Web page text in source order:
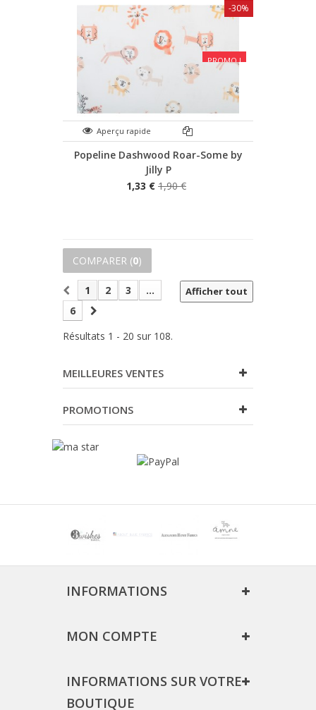
PROMO !
Aperçu rapide
Popeline Dashwood Roar-Some by
Jilly P
1,33 € 1,90 €
-30%
COMPARER (0)
Afficher tout
1 2 3
...
6
Résultats 1 - 20 sur 108.
MEILLEURES VENTES
PROMOTIONS
INFORMATIONS
MON COMPTE
INFORMATIONS SUR VOTRE
BOUTIQUE